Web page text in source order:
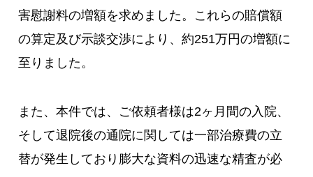
害慰謝料の増額を求めました。これらの賠償額
の算定及び示談交渉により、約251万円の増額に
至りました。
また、本件では、ご依頼者様は2ヶ月間の入院、
そして退院後の通院に関しては一部治療費の立
替が発生しており膨大な資料の迅速な精査が必